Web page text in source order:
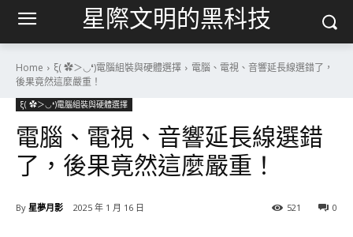
星際文明的黑科技
Home ξ( ✿＞◡❛)電腦組裝與硬體選擇
電腦、電視、音響延長線選錯了，
後果竟然這麼嚴重！
ξ( ✿＞◡❛)電腦組裝與硬體選擇
電腦、電視、音響延長線選錯
了，後果竟然這麼嚴重！
By 星夢月影 2025 年 1 月 16 日 0
521